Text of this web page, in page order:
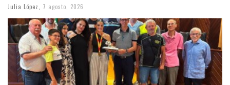
Julia López 7 agosto, 2026